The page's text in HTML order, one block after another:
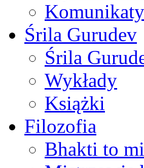
Komunikaty
Śrila Gurudev
Śrila
Wykłady
Książki
Filozofia
Bhakti to